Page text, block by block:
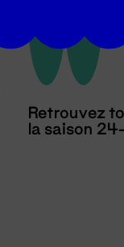
Retrouvez
la saison